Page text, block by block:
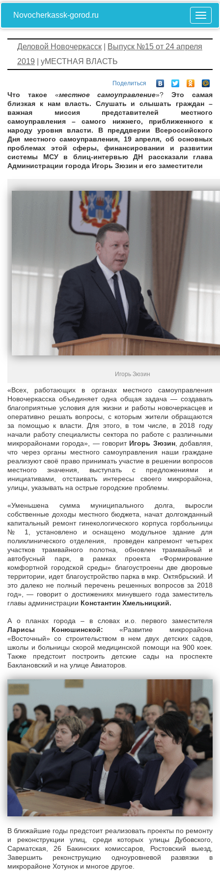
Novocherkassk-gorod.ru
Деловой Новочеркасск
Выпуск №15 от 24 апреля
2019 | уМЕСТНАЯ ВЛАСТЬ
Поделиться
Что такое«местное самоуправление»?Это самая
близкая к нам власть. Слушать и слышать граждан –
важная миссия представителей местного
самоуправления – самого нижнего, приближенного к
народу уровня власти. В преддверии Всероссийского
Дня местного самоуправления, 19 апреля, об основных
проблемах этой сферы, финансировании и развитии
системы МСУ в блиц-интервью ДН рассказали глава
Администрации города Игорь Зюзин и его заместители
Игорь Зюзин
«Всех, работающих в органах местного самоуправления
Новочеркасска объединяет одна общая задача — создавать
благоприятные условия для жизни и работы новочеркасцев и
оперативно решать вопросы, с которым жители обращаются
за помощью к власти. Для этого, в том числе, в 2018 году
начали работу специалисты сектора по работе с различными
микрорайонами города», — говорит Игорь Зюзин, добавляя,
что через органы местного самоуправления наши граждане
реализуют своё право принимать участие в решении вопросов
местного значения, выступать с предложениями и
инициативами, отстаивать интересы своего микрорайона,
улицы, указывать на острые городские проблемы.
«Уменьшена сумма муниципального долга, выросли
собственные доходы местного бюджета, начат долгожданный
капитальный ремонт гинекологического корпуса горбольницы
№ 1, установлено и оснащено модульное здание для
поликлинического отделения, проведен капремонт четырех
участков трамвайного полотна, обновлен трамвайный и
автобусный парк, в рамках проекта «Формирование
комфортной городской среды» благоустроены две дворовые
территории, идет благоустройство парка в мкр. Октябрьский. И
это далеко не полный перечень решенных вопросов за 2018
год», — говорит о достижениях минувшего года заместитель
главы администрации Константин Хмельницкий.
А о планах города – в словах и.о. первого заместителя
Ларисы Конюшинской: «Развитие микрорайона
«Восточный» со строительством в нем двух детских садов,
школы и больницы скорой медицинской помощи на 900 коек.
Также предстоит построить детские сады на проспекте
Баклановский и на улице Авиаторов.
В ближайшие годы предстоит реализовать проекты по ремонту
и реконструкции улиц, среди которых улицы Дубовского,
Сарматская, 26 Бакинских комиссаров, Ростовский выезд,
Завершить реконструкцию одноуровневой развязки в
микрорайоне Хотунок и многое другое.